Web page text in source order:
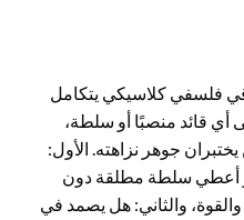
فلسفي كلاسيكي يتكامل
أي قائد منصبًا أو سلطة،
جوهر نزاهته. الأول:
أعطي سلطة مطلقة دون
والقوة، والثاني: هل يصمد في